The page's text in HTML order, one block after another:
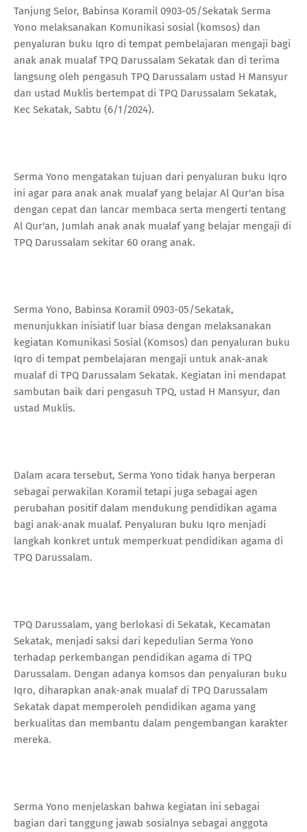
Tanjung Selor, Babinsa Koramil 0903-05/Sekatak Serma
Yono melaksanakan Komunikasi sosial (komsos) dan
penyaluran buku Iqro di tempat pembelajaran mengaji bagi
anak anak mualaf TPQ Darussalam Sekatak dan di terima
langsung oleh pengasuh TPQ Darussalam ustad H Mansyur
dan ustad Muklis bertempat di TPQ Darussalam Sekatak,
Kec Sekatak, Sabtu (6/1/2024).
Serma Yono mengatakan tujuan dari penyaluran buku Iqro
ini agar para anak anak mualaf yang belajar Al Qur'an bisa
dengan cepat dan lancar membaca serta mengerti tentang
Al Qur'an, Jumlah anak anak mualaf yang belajar mengaji di
TPQ Darussalam sekitar 60 orang anak.
Serma Yono, Babinsa Koramil 0903-05/Sekatak,
menunjukkan inisiatif luar biasa dengan melaksanakan
kegiatan Komunikasi Sosial (Komsos) dan penyaluran buku
Iqro di tempat pembelajaran mengaji untuk anak-anak
mualaf di TPQ Darussalam Sekatak. Kegiatan ini mendapat
sambutan baik dari pengasuh TPQ, ustad H Mansyur, dan
ustad Muklis.
Dalam acara tersebut, Serma Yono tidak hanya berperan
sebagai perwakilan Koramil tetapi juga sebagai agen
perubahan positif dalam mendukung pendidikan agama
bagi anak-anak mualaf. Penyaluran buku Iqro menjadi
langkah konkret untuk memperkuat pendidikan agama di
TPQ Darussalam.
TPQ Darussalam, yang berlokasi di Sekatak, Kecamatan
Sekatak, menjadi saksi dari kepedulian Serma Yono
terhadap perkembangan pendidikan agama di TPQ
Darussalam. Dengan adanya komsos dan penyaluran buku
Iqro, diharapkan anak-anak mualaf di TPQ Darussalam
Sekatak dapat memperoleh pendidikan agama yang
berkualitas dan membantu dalam pengembangan karakter
mereka.
Serma Yono menjelaskan bahwa kegiatan ini sebagai
bagian dari tanggung jawab sosialnya sebagai anggota